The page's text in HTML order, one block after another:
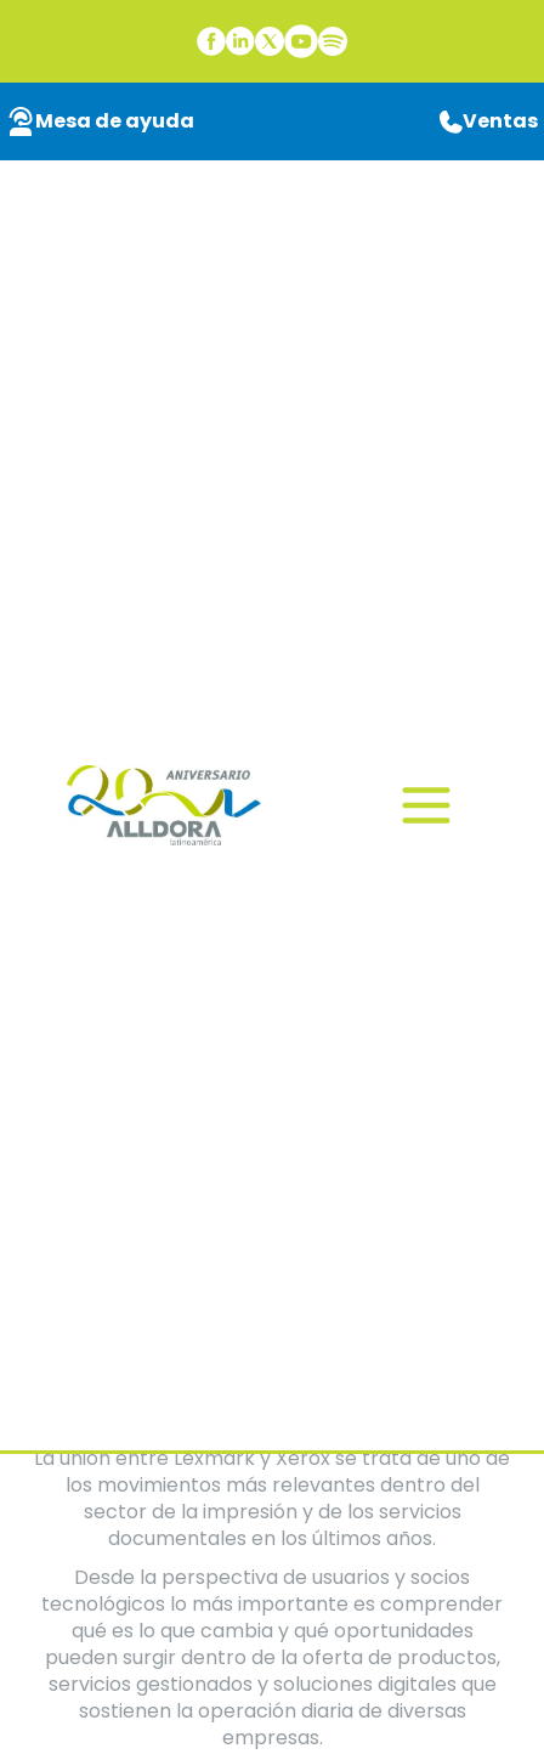
Mesa de ayuda Ventas
La unión entre Lexmark y Xerox se trata de uno de
los movimientos más relevantes dentro del
sector de la impresión y de los servicios
documentales en los últimos años.
Desde la perspectiva de usuarios y socios
tecnológicos lo más importante es comprender
qué es lo que cambia y qué oportunidades
pueden surgir dentro de la oferta de productos,
servicios gestionados y soluciones digitales que
sostienen la operación diaria de diversas
empresas.